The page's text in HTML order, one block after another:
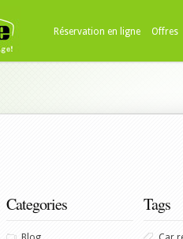
Réservation en ligne Offres
Categories Tags